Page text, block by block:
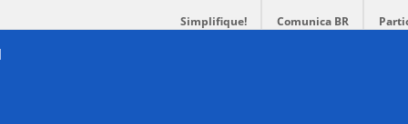
Simplifique! Comunica BR